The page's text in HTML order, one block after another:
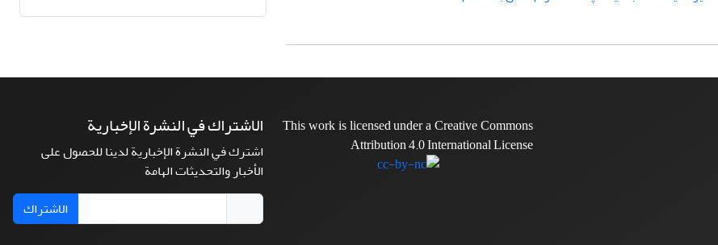
This work is licensed under a Creative Commons
Attribution 4.0 International License
الاشتراك في النشرة الإخبارية
اشترك في النشرة الإخبارية لدينا للحصول على
الأخبار والتحديثات الهامة
الاشتراك